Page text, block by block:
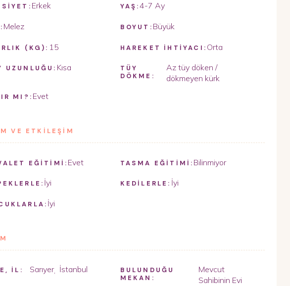
Erkek YAŞ:4-7 Ay
Melez BOYUT: Büyük
(KG): 15 HAREKET İHTİYACI: Orta
UZUNLUĞU: Kısa
TÜY
DÖKME:
Az tüy döken /
dökmeyen kürk
MI?: Evet
VE ETKİLEŞİM
EĞİTİMİ: Evet TASMA EĞİTİMİ: Bilinmiyor
İyi KEDİLERLE: İyi
İyi
İL: Sarıyer, İstanbul
BULUNDUĞU
MEKAN:
Mevcut
Sahibinin Evi